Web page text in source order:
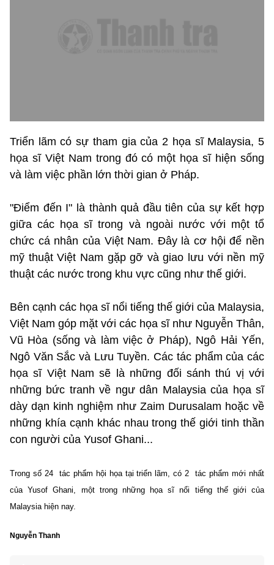
Triển lãm có sự tham gia của 2 họa sĩ Malaysia, 5
họa sĩ Việt Nam trong đó có một họa sĩ hiện sống
và làm việc phần lớn thời gian ở Pháp.
"Điểm đến I" là thành quả đầu tiên của sự kết hợp
giữa các họa sĩ trong và ngoài nước với một tổ
chức cá nhân của Việt Nam. Đây là cơ hội để nền
mỹ thuật Việt Nam gặp gỡ và giao lưu với nền mỹ
thuật các nước trong khu vực cũng như thế giới.
Bên cạnh các họa sĩ nổi tiếng thế giới của Malaysia,
Việt Nam góp mặt với các họa sĩ như Nguyễn Thân,
Vũ Hòa (sống và làm việc ở Pháp), Ngô Hải Yến,
Ngô Văn Sắc và Lưu Tuyền. Các tác phẩm của các
họa sĩ Việt Nam sẽ là những đối sánh thú vị với
những bức tranh về ngư dân Malaysia của họa sĩ
dày dạn kinh nghiệm như Zaim Durusalam hoặc về
những khía cạnh khác nhau trong thế giới tinh thần
con người của Yusof Ghani...
Trong số 24 tác phẩm hội họa tại triển lãm, có 2 tác phẩm mới nhất
của Yusof Ghani, một trong những họa sĩ nổi tiếng thế giới của
Malaysia hiện nay.
Nguyễn Thanh